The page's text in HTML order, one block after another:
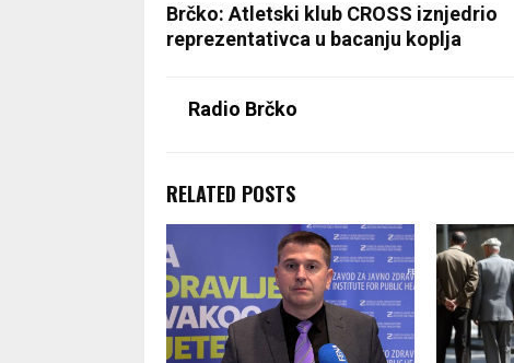
Brčko: Atletski klub CROSS iznjedrio
reprezentativca u bacanju koplja
Radio Brčko
RELATED POSTS